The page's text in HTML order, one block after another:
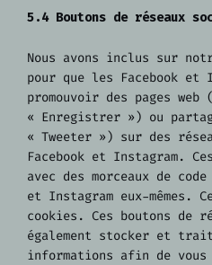
5.4 Boutons de réseaux
Nous avons inclus sur
pour que les Facebook et
promouvoir des pages
« Enregistrer ») ou
« Tweeter ») sur des
Facebook et Instagram.
avec des morceaux de
et Instagram eux-mêmes.
cookies. Ces boutons de
également stocker et
informations afin de